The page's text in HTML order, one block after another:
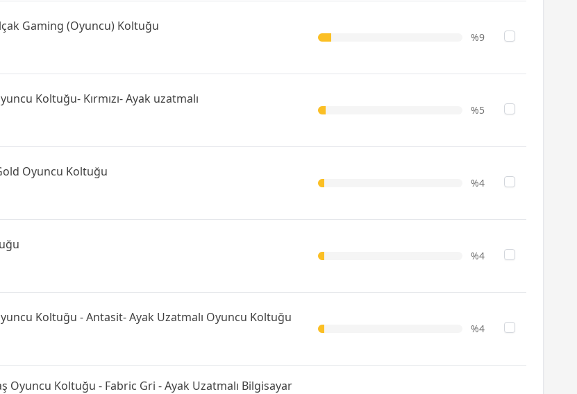
Gaming (Oyuncu) Koltuğu
%9
Koltuğu- Kırmızı- Ayak uzatmalı
%5
Oyuncu Koltuğu
%4
%4
Koltuğu - Antasit- Ayak Uzatmalı Oyuncu Koltuğu
%4
Oyuncu Koltuğu - Fabric Gri - Ayak Uzatmalı Bilgisayar